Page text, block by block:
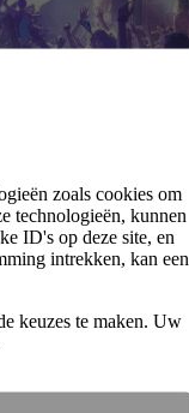
zoals cookies om
technologieën, kunnen
ID's op deze site, en
intrekken, kan een
keuzes te maken. Uw